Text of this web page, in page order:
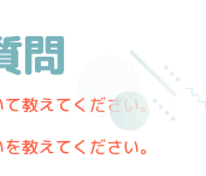
問
教えてください。
教えてください。